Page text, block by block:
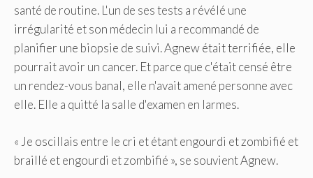
santé de routine. L'un de ses tests a révélé une
irrégularité et son médecin lui a recommandé de
planifier une biopsie de suivi. Agnew était terrifiée, elle
pourrait avoir un cancer. Et parce que c'était censé être
un rendez-vous banal, elle n'avait amené personne avec
elle. Elle a quitté la salle d'examen en larmes.
« Je oscillais entre le cri et étant engourdi et zombifié et
braillé et engourdi et zombifié », se souvient Agnew.